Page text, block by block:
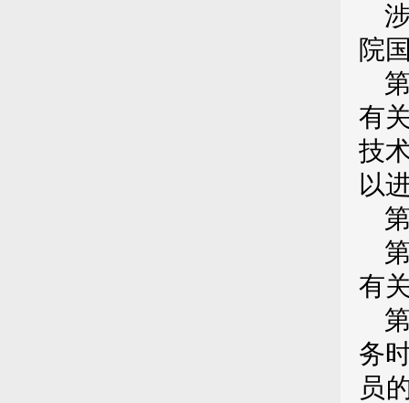
院
有
技
以
有
务
员